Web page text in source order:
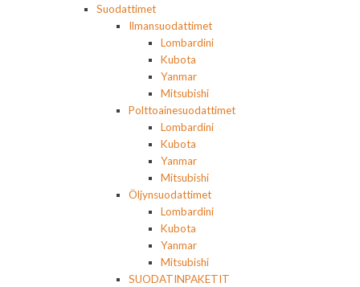
Suodattimet
Ilmansuodattimet
Lombardini
Kubota
Yanmar
Mitsubishi
Polttoainesuodattimet
Lombardini
Kubota
Yanmar
Mitsubishi
Öljynsuodattimet
Lombardini
Kubota
Yanmar
Mitsubishi
SUODATINPAKETIT